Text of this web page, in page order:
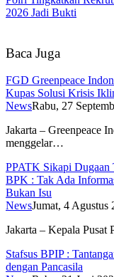
2026 Jadi Bukti
Baca Juga
FGD Greenpeace
Kupas Solusi Krisis
NewsRabu, 27
Jakarta – Greenpeace
menggelar…
PPATK Sikapi Dugaan
BPK : Tak Ada
Bukan Isu
NewsJumat, 4 Agustus
Jakarta – Kepala
Stafsus BPIP :
dengan Pancasila